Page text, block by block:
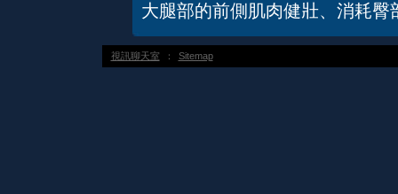
大腿部的前側肌肉健壯、消耗臀
視訊聊天室 ： Sitemap